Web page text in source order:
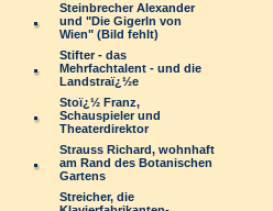
Steinbrecher Alexander
und "Die Gigerln von
Wien" (Bild fehlt)
Stifter - das
Mehrfachtalent - und die
Landstraï¿½e
Stoï¿½ Franz,
Schauspieler und
Theaterdirektor
Strauss Richard, wohnhaft
am Rand des Botanischen
Gartens
Streicher, die